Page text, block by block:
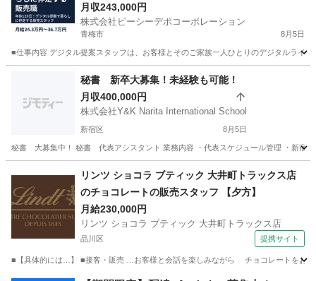
7万円
月収243,000円
株式会社ピーシーデポコーポレーション
青梅市 8月5日
■仕事内容 デジタル提案スタッフは、お客様とそのご家族一人ひとりのデジタルライ
サービス業 アプリ
秘書 新卒大募集！未経験も可能！
月収400,000円
株式会社Y&K Narita International School
新宿区 8月5日
秘書 大募集中！ 秘書 代表アシスタント 業務内容 ・代表スケジュール管理 ・新宿IT
神奈川 相模原市 その他 遠方
リンツ ショコラ ブティック 大井町トラックス店
のチョコレートの販売スタッフ 【夕方】
月給230,000円
リンツ ショコラ ブティック 大井町トラックス店
品川区 提携サイト
■【具体的には…】 ■接客・販売 …お客様と会話を楽しみながら チョコレートをおす